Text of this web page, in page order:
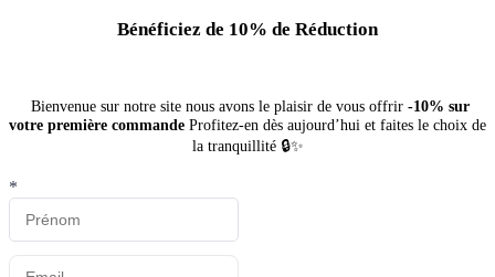
Bénéficiez de 10% de Réduction
Bienvenue sur notre site nous avons le plaisir de vous offrir -10% sur
votre première commande Profitez-en dès aujourd’hui et faites le choix de
la tranquillité 🔒✨
*